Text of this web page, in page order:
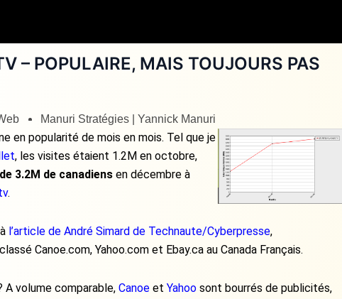
– POPULAIRE, MAIS TOUJOURS PAS
Manuri Stratégies | Yannick Manuri
en popularité de mois en mois. Tel que je
, les visites étaient 1.2M en octobre,
3.2M de canadiens en décembre à
.
l’article de André Simard de Technaute/Cyberpresse,
Canoe.com, Yahoo.com et Ebay.ca au Canada Français.
A volume comparable, Canoe et Yahoo sont bourrés de publicités,